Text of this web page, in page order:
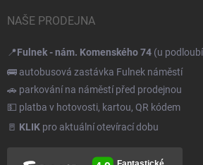
NAŠE PRODEJNA
📍Fulnek - nám. Komenského 74 (u
🚌 autobusová zastávka Fulnek náměstí
🚗 parkování na náměstí před prodejnou
💵 platba v hotovosti, kartou, QR kódem
🚪 KLIK pro aktuální otevírací dobu